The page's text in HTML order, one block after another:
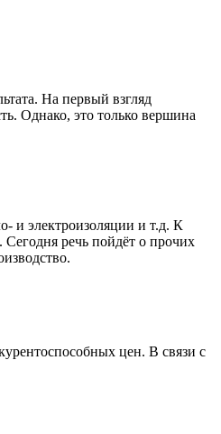
На первый взгляд
Однако, это только вершина
и электроизоляции и т.д. К
речь пойдёт о прочих
цен. В связи с